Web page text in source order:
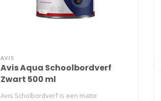
AVIS
Avis Aqua Schoolbordverf
Zwart 500 ml
Avis Scholbordverf is een matte